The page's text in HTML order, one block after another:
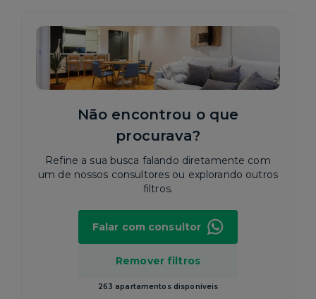
Não encontrou o que
procurava?
Refine a sua busca falando diretamente com
um de nossos consultores ou explorando outros
filtros.
Remover filtros
263 apartamentos disponíveis
Falar com consultor